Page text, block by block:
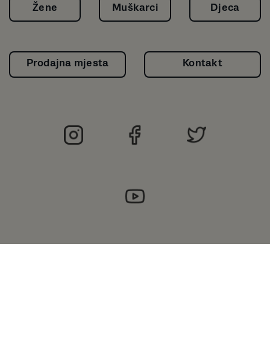
Žene Muškarci Djeca
Prodajna mjesta Kontakt